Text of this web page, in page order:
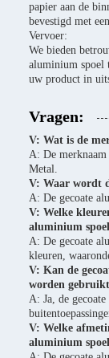
papier aan de
bevestigd met
Vervoer:
We bieden
aluminium spoel
uw product in
Vragen:
V: Wat is de
A: De
Metal.
V: Waar wordt
A: De gecoate
V: Welke
aluminium
A: De gecoate
kleuren,
V: Kan de
worden
A: Ja, de
V: Welke
aluminium